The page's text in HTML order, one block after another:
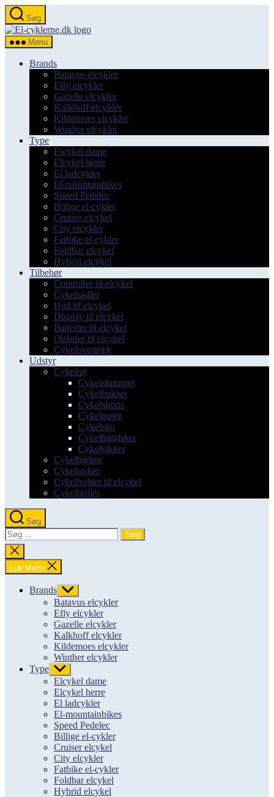
Spring
til
indholdet
Søg
el-
Menu
Brands
Batavus elcykler
Efly elcykler
Gazelle elcykler
Kalkhoff elcykler
Kildemoes elcykler
Winther elcykler
Type
Elcykel dame
Elcykel herre
El ladcykler
El-mountainbikes
Speed Pedelec
Billige el-cykler
Cruiser elcykel
City elcykler
Fatbike el-cykler
Foldbar elcykel
Hybrid elcykel
Tilbehør
Controller til elcykel
Cykelsadler
Hjul til elcykel
Display til elcykel
Batterier til elcykel
Oplader til elcykel
Cykelovertræk
Udstyr
Cykeltøj
Cykelstrømper
Cykelbukser
Cykelshorts
Cykeltrøjer
Cykelsko
Cykelhandsker
Cykeljakker
Cykelhjelme
Cykeltasker
Cykelholder til elcykel
Cykelbriller
Søg
Søg
efter:
Luk
søgning
Luk Menu
Brands Vis
undermenu
Batavus elcykler
Efly elcykler
Gazelle elcykler
Kalkhoff elcykler
Kildemoes elcykler
Winther elcykler
Type Vis
undermenu
Elcykel dame
Elcykel herre
El ladcykler
El-mountainbikes
Speed Pedelec
Billige el-cykler
Cruiser elcykel
City elcykler
Fatbike el-cykler
Foldbar elcykel
Hybrid elcykel